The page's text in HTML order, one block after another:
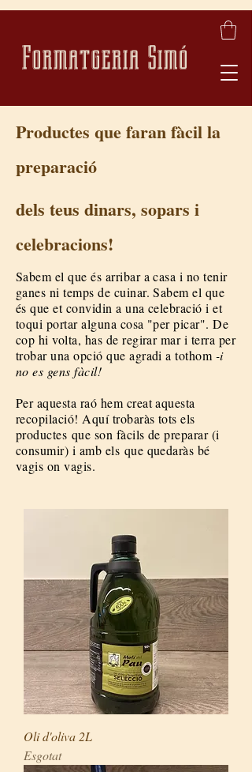
Formatgeria Simó
Productes que faran fàcil la
preparació
dels teus dinars, sopars i
celebracions!
Sabem el que és arribar a casa i no tenir
ganes ni temps de cuinar. Sabem el que
és que et convidin a una celebració i et
toqui portar alguna cosa "per picar". De
cop hi volta, has de regirar mar i terra per
trobar una opció que agradi a tothom -i
no es gens fàcil!
Per aquesta raó hem creat aquesta
recopilació! Aquí trobaràs tots els
productes que son fàcils de preparar (i
consumir) i amb els que quedaràs bé
vagis on vagis.
Oli d'oliva 2L
Esgotat